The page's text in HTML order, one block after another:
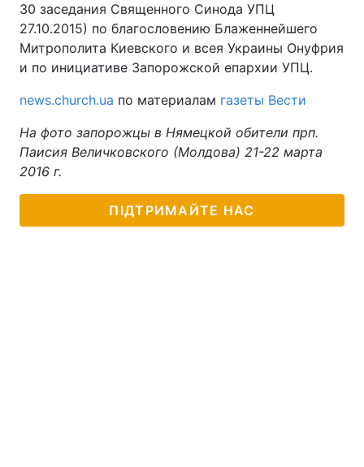
30 заседания Священного Синода УПЦ
27.10.2015) по благословению Блаженнейшего
Митрополита Киевского и всея Украины Онуфрия
и по инициативе Запорожской епархии УПЦ.
news.church.ua по материалам газеты Вести
На фото запорожцы в Нямецкой обители прп.
Паисия Величковского (Молдова) 21-22 марта
2016 г.
ПІДТРИМАЙТЕ НАС